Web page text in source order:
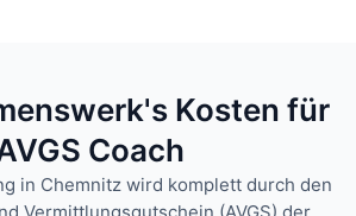
Kosten für
Coach
in Chemnitz wird komplett durch den